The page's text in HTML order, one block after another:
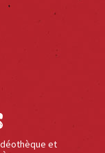
et